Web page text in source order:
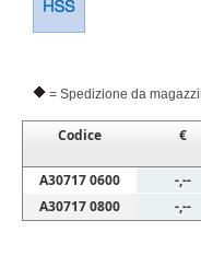
= Spedizione da
Codice €
A30717 0600
-,--
A30717 0800
-,--